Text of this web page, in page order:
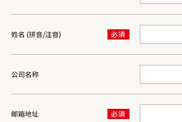
姓名 (拼音/注音)
公司名称
邮箱地址